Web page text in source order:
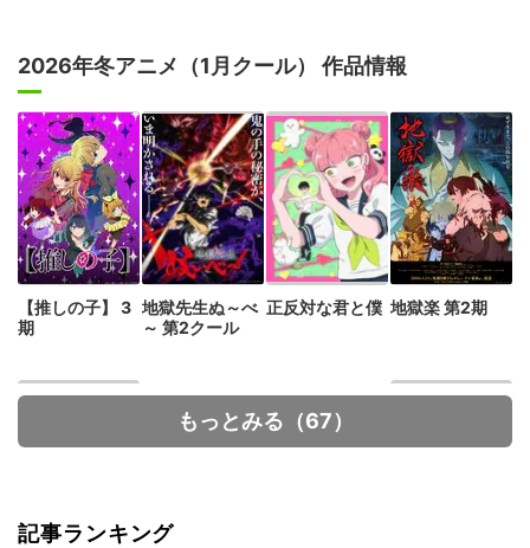
2026年冬アニメ（1月クール） 作品情報
【推しの子】 3
期
地獄先生ぬ～べ
～ 第2クール
正反対な君と僕 地獄楽 第2期
もっとみる（67）
記事ランキング